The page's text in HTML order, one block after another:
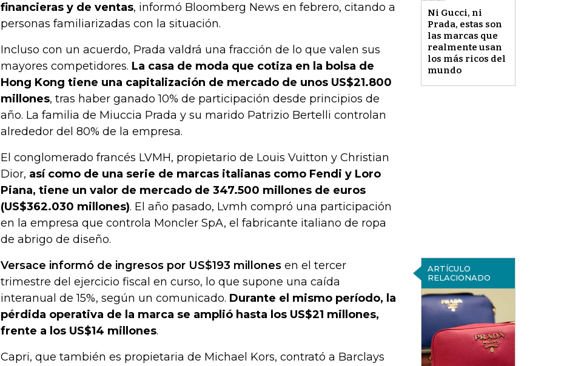
Ni Gucci, ni
Prada, estas son
las marcas que
realmente usan
los más ricos del
mundo
financieras y de ventas, informó Bloomberg News en febrero, citando a
personas familiarizadas con la situación.
Incluso con un acuerdo, Prada valdrá una fracción de lo que valen sus
mayores competidores. La casa de moda que cotiza en la bolsa de
Hong Kong tiene una capitalización de mercado de unos US$21.800
millones, tras haber ganado 10% de participación desde principios de
año. La familia de Miuccia Prada y su marido Patrizio Bertelli controlan
alrededor del 80% de la empresa.
El conglomerado francés LVMH, propietario de Louis Vuitton y Christian
Dior, así como de una serie de marcas italianas como Fendi y Loro
Piana, tiene un valor de mercado de 347.500 millones de euros
(US$362.030 millones). El año pasado, Lvmh compró una participación
en la empresa que controla Moncler SpA, el fabricante italiano de ropa
de abrigo de diseño.
ARTÍCULO
RELACIONADO
Versace informó de ingresos por US$193 millones en el tercer
trimestre del ejercicio fiscal en curso, lo que supone una caída
interanual de 15%, según un comunicado. Durante el mismo período, la
pérdida operativa de la marca se amplió hasta los US$21 millones,
frente a los US$14 millones.
Capri, que también es propietaria de Michael Kors, contrató a Barclays